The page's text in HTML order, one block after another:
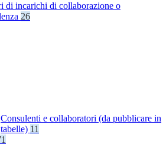
di incarichi di collaborazione o
26
Consulenti e collaboratori (da pubblicare in
tabelle) 11